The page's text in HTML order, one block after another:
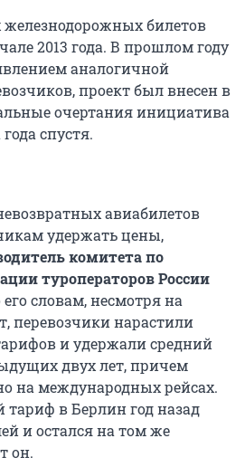
билетов
2013 года. В прошлом году
аналогичной
проект был внесен в
очертания инициатива
спустя.
авиабилетов
удержать цены,
комитета по
туроператоров России
его словам, несмотря на
перевозчики нарастили
и удержали средний
двух лет, причем
на международных рейсах.
тариф в Берлин год назад
и остался на том же
он.